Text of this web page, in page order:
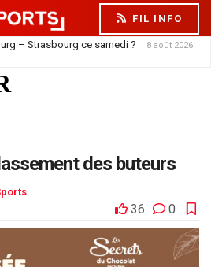
FIL INFO
– Strasbourg ce samedi ?
mais ne peut pas encore jouer 8 août 2026
des buteurs
36 0